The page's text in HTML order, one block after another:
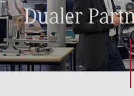
Dualer